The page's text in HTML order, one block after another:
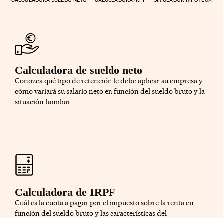
Calculadora de sueldo neto
Conozca qué tipo de retención le debe aplicar su empresa y
cómo variará su salario neto en función del sueldo bruto y la
situación familiar.
Calculadora de IRPF
Cuál es la cuota a pagar por el impuesto sobre la renta en
función del sueldo bruto y las características del